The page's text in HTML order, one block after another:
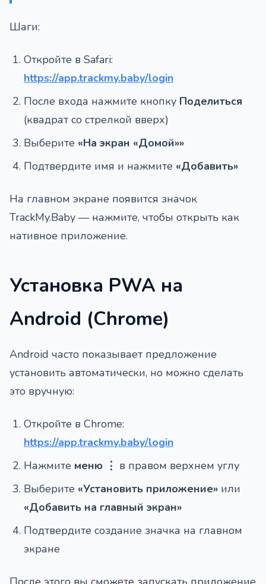
Шаги:
Откройте в Safari:
https://app.trackmy.baby/login
После входа нажмите кнопку Поделиться
(квадрат со стрелкой вверх)
Выберите «На экран «Домой»»
Подтвердите имя и нажмите «Добавить»
На главном экране появится значок
TrackMy.Baby — нажмите, чтобы открыть как
нативное приложение.
Установка PWA на
Android (Chrome)
Android часто показывает предложение
установить автоматически, но можно сделать
это вручную:
Откройте в Chrome:
https://app.trackmy.baby/login
Нажмите меню ⋮ в правом верхнем углу
Выберите «Установить приложение» или
«Добавить на главный экран»
Подтвердите создание значка на главном
экране